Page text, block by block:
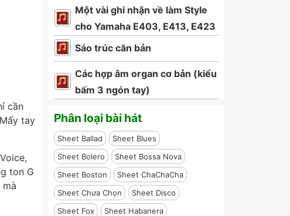
cần
tay
ton G
mà
Một vài ghi nhận về làm Style
cho Yamaha E403, E413, E423
Sáo trúc căn bản
Các hợp âm organ cơ bản (kiểu
bấm 3 ngón tay)
Phân loại bài hát
Sheet Ballad
Sheet Blues
Sheet Bolero
Sheet Bossa Nova
Sheet Boston
Sheet ChaChaCha
Sheet Chưa Chọn
Sheet Disco
Sheet Fox
Sheet Habanera